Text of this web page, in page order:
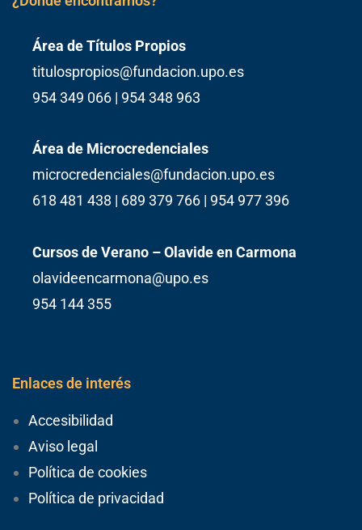
Área de Títulos Propios
titulospropios@fundacion.upo.es
954 349 066 | 954 348 963
Área de Microcredenciales
microcredenciales@fundacion.upo.es
618 481 438 | 689 379 766 | 954 977 396
Cursos de Verano – Olavide en Carmona
olavideencarmona@upo.es
954 144 355
Enlaces de interés
Accesibilidad
Aviso legal
Política de cookies
Política de privacidad